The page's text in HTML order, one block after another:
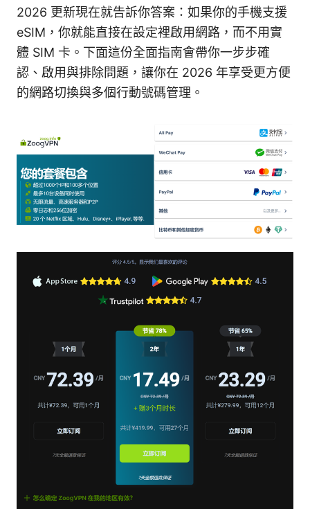
2026 更新現在就告訴你答案：如果你的手機支援
eSIM，你就能直接在設定裡啟用網路，而不用實
體 SIM 卡。下面這份全面指南會帶你一步步確
認、啟用與排除問題，讓你在 2026 年享受更方便
的網路切換與多個行動號碼管理。